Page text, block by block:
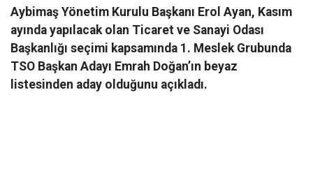
Aybimaş Yönetim Kurulu Başkanı Erol Ayan, Kasım
ayında yapılacak olan Ticaret ve Sanayi Odası
Başkanlığı seçimi kapsamında 1. Meslek Grubunda
TSO Başkan Adayı Emrah Doğan’ın beyaz
listesinden aday olduğunu açıkladı.